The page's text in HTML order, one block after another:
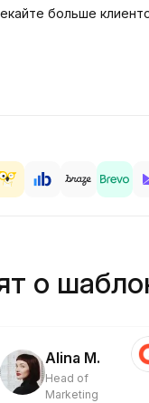
больше
о
Alina M.
Head of
Marketing